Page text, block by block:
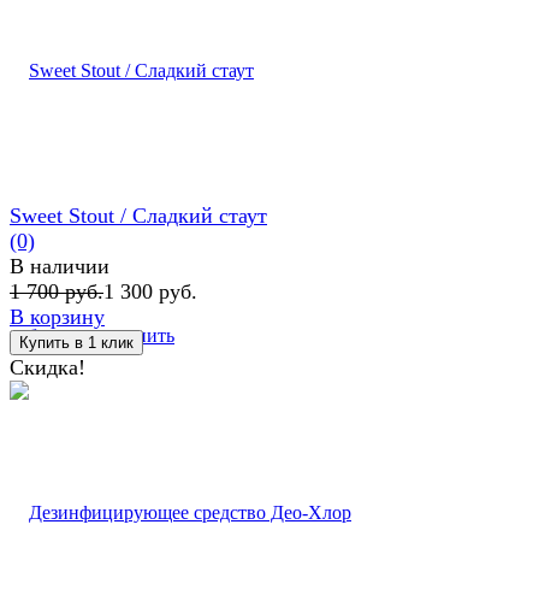
избранное сравнить
Sweet Stout / Сладкий стаут
(0)
В наличии
1 700 руб.1 300 руб.
В корзину
Скидка!